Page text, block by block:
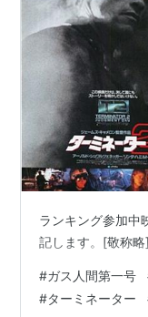
ランキング参加中
記します。[敬称略]
#ガス人間第一号
#ターミネーター